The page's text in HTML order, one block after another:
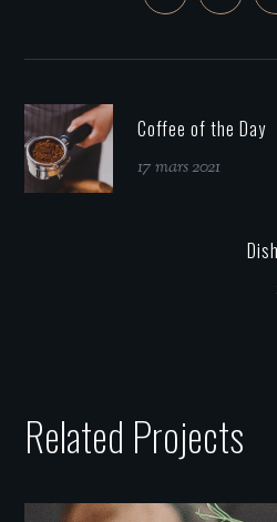
Coffee of the Day
17 mars 2021
Related Projects